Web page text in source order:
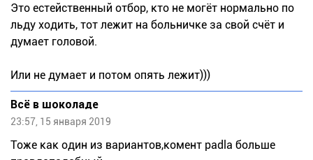
Это естейственный отбор, кто не могёт нормально по
льду ходить, тот лежит на больничке за свой счёт и
думает головой.
Или не думает и потом опять лежит)))
Всё в шоколаде
23:57, 15 января 2019
Тоже как один из вариантов,комент padla больше